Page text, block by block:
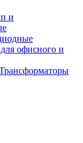
и
офисного и